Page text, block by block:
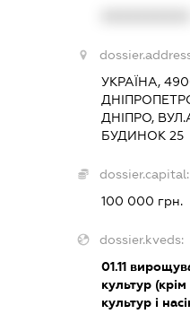
УКРАЇНА,
ДНІПРО,
БУДИНОК 25
dossier.capital:
100 000 грн.
dossier.kveds:
01.11
культур
культур і